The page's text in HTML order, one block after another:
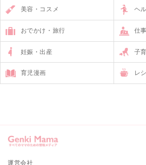
美容・コスメ ヘ
おでかけ・旅行 仕
妊娠・出産 子
育児漫画 レ
運営会社